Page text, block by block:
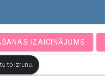
IZAICINĀJUMS
to izrunu.